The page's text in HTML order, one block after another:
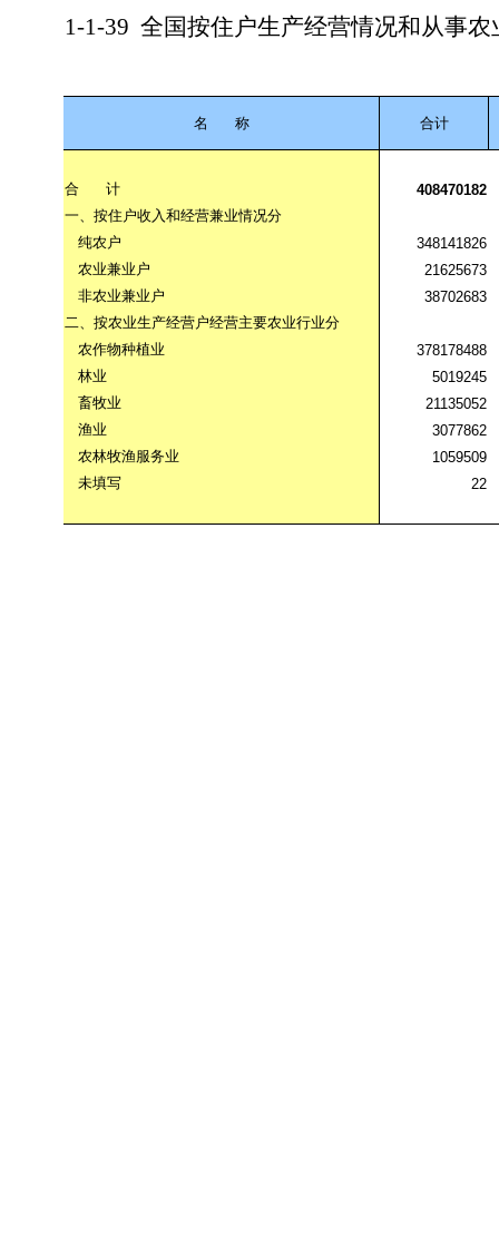
1-1-39 全国按住户生产经营情况和从事
名 称 合计
合 计
408470182
一、按住户收入和经营兼业情况分
纯农户
348141826
农业兼业户
21625673
非农业兼业户
38702683
二、按农业生产经营户经营主要农业行业分
农作物种植业
378178488
林业
5019245
畜牧业
21135052
渔业
3077862
农林牧渔服务业
1059509
未填写
22